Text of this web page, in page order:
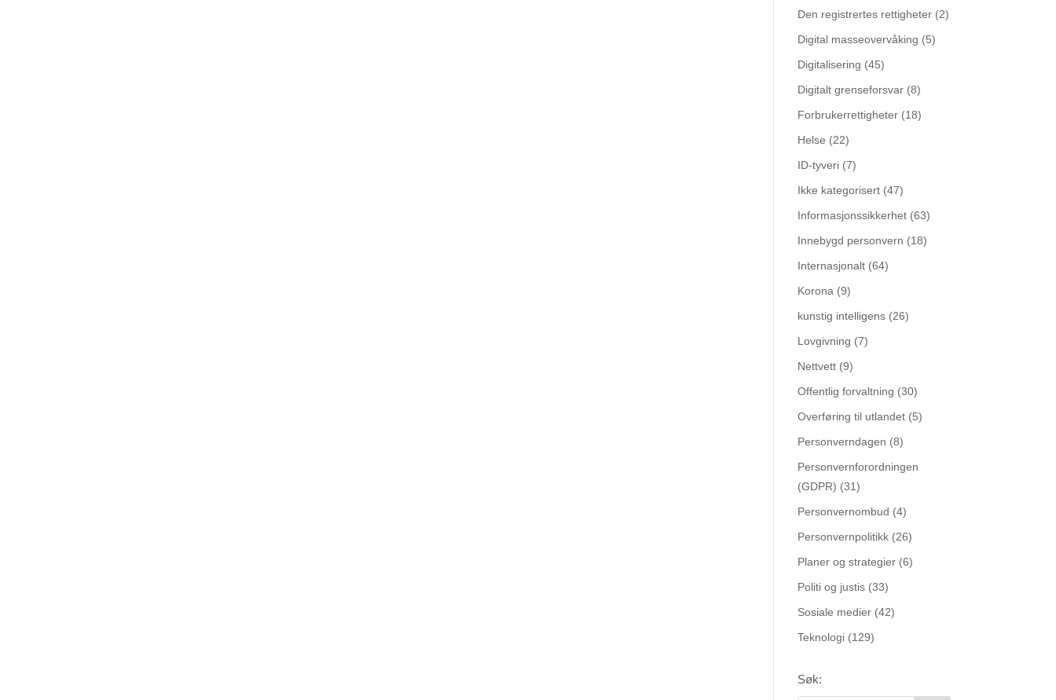
Den registrertes rettigheter (2)
Digital masseovervåking (5)
Digitalisering (45)
Digitalt grenseforsvar (8)
Forbrukerrettigheter (18)
Helse (22)
ID-tyveri (7)
Ikke kategorisert (47)
Informasjonssikkerhet (63)
Innebygd personvern (18)
Internasjonalt (64)
Korona (9)
kunstig intelligens (26)
Lovgivning (7)
Nettvett (9)
Offentlig forvaltning (30)
Overføring til utlandet (5)
Personverndagen (8)
Personvernforordningen
(GDPR) (31)
Personvernombud (4)
Personvernpolitikk (26)
Planer og strategier (6)
Politi og justis (33)
Sosiale medier (42)
Teknologi (129)
Søk: